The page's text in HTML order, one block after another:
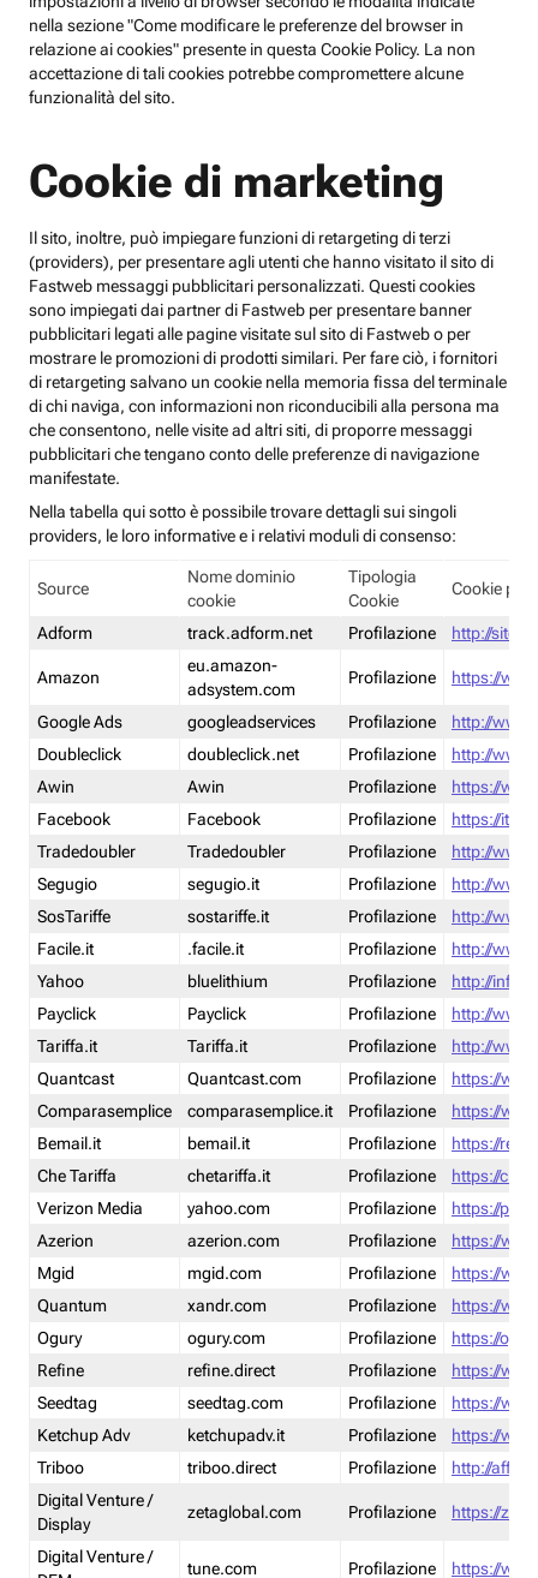
nella sezione "Come modificare le preferenze del browser in
relazione ai cookies" presente in questa Cookie Policy. La non
accettazione di tali cookies potrebbe compromettere alcune
funzionalità del sito.
Cookie di marketing
Il sito, inoltre, può impiegare funzioni di retargeting di terzi
(providers), per presentare agli utenti che hanno visitato il sito di
Fastweb messaggi pubblicitari personalizzati. Questi cookies
sono impiegati dai partner di Fastweb per presentare banner
pubblicitari legati alle pagine visitate sul sito di Fastweb o per
mostrare le promozioni di prodotti similari. Per fare ciò, i fornitori
di retargeting salvano un cookie nella memoria fissa del terminale
di chi naviga, con informazioni non riconducibili alla persona ma
che consentono, nelle visite ad altri siti, di proporre messaggi
pubblicitari che tengano conto delle preferenze di navigazione
manifestate.
Nella tabella qui sotto è possibile trovare dettagli sui singoli
providers, le loro informative e i relativi moduli di consenso:
Source
Nome dominio
cookie
Tipologia
Cookie
Cookie
Adform track.adform.net Profilazione http://
Amazon
eu.amazon-
adsystem.com
Profilazione https://
Google Ads googleadservices Profilazione
http://
Doubleclick
doubleclick.net Profilazione
http://
Awin
Awin Profilazione
https://
Facebook
Facebook Profilazione
https://it-
Tradedoubler
Tradedoubler Profilazione
http://
Segugio
segugio.it Profilazione
http://
SosTariffe
sostariffe.it Profilazione
http://
Facile.it
.facile.it Profilazione
http://
Yahoo
bluelithium Profilazione
http://
Payclick
Payclick Profilazione
http://
Tariffa.it
Tariffa.it Profilazione
http://
Quantcast
Quantcast.com Profilazione
https://
Comparasemplice
comparasemplice.it Profilazione
https://
Bemail.it
bemail.it Profilazione
https://
Che Tariffa
chetariffa.it Profilazione
https://
Verizon Media
yahoo.com Profilazione
https://
Azerion
azerion.com Profilazione
https://
Mgid
mgid.com Profilazione
https://
Quantum
xandr.com Profilazione
https://
Ogury
ogury.com Profilazione
https://
Refine
refine.direct Profilazione
https://
Seedtag
seedtag.com Profilazione
https://
Ketchup Adv
ketchupadv.it Profilazione
https://
Triboo
triboo.direct Profilazione
http://
Digital Venture /
Display
zetaglobal.com Profilazione https://
Digital Venture /
tune.com Profilazione https://